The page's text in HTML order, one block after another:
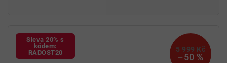
Sleva 20% s
kódem:
RADOST20
5 999 Kč
–50 %